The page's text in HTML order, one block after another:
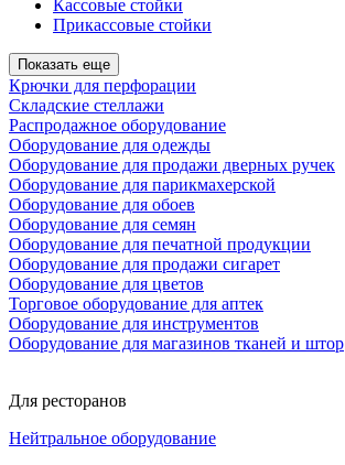
Кассовые стойки
Прикассовые стойки
Показать еще
Крючки для перфорации
Складские стеллажи
Распродажное оборудование
Оборудование для одежды
Оборудование для продажи дверных ручек
Оборудование для парикмахерской
Оборудование для обоев
Оборудование для семян
Оборудование для печатной продукции
Оборудование для продажи сигарет
Оборудование для цветов
Торговое оборудование для аптек
Оборудование для инструментов
Оборудование для магазинов тканей и штор
Для ресторанов
Нейтральное оборудование